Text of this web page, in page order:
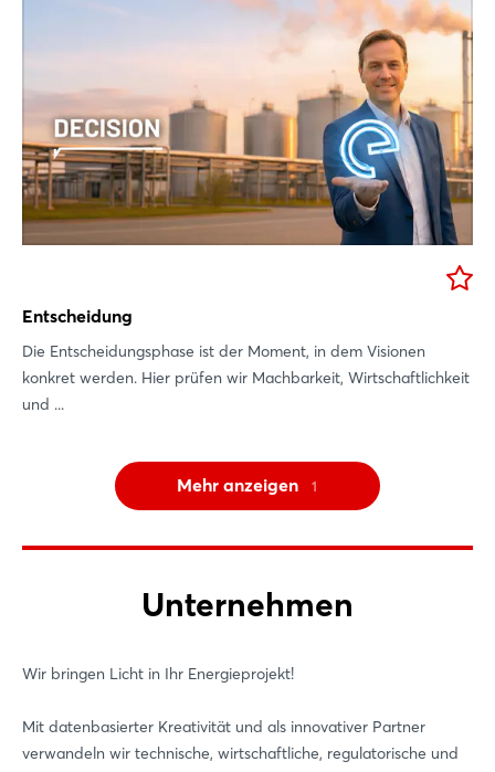
Entscheidung
Die Entscheidungsphase ist der Moment, in dem Visionen
konkret werden. Hier prüfen wir Machbarkeit, Wirtschaftlichkeit
und ...
Mehr anzeigen 1
Unternehmen
Wir bringen Licht in Ihr Energieprojekt!
Mit datenbasierter Kreativität und als innovativer Partner
verwandeln wir technische, wirtschaftliche, regulatorische und